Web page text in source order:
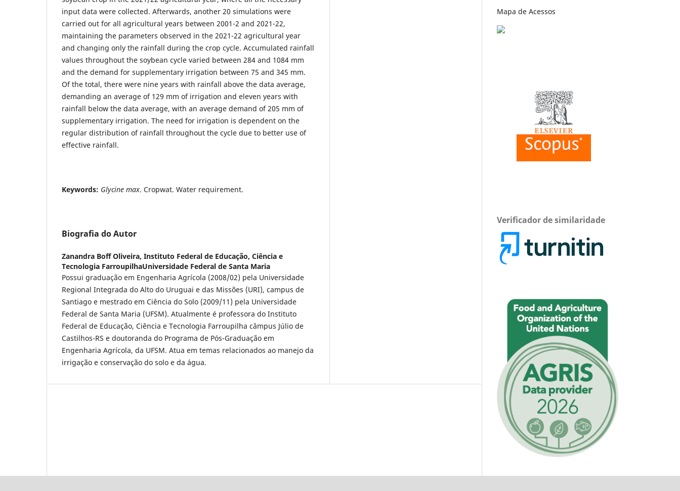
input data were collected. Afterwards, another 20 simulations were
carried out for all agricultural years between 2001-2 and 2021-22,
maintaining the parameters observed in the 2021-22 agricultural year
and changing only the rainfall during the crop cycle. Accumulated rainfall
values throughout the soybean cycle varied between 284 and 1084 mm
and the demand for supplementary irrigation between 75 and 345 mm.
Of the total, there were nine years with rainfall above the data average,
demanding an average of 129 mm of irrigation and eleven years with
rainfall below the data average, with an average demand of 205 mm of
supplementary irrigation. The need for irrigation is dependent on the
regular distribution of rainfall throughout the cycle due to better use of
effective rainfall.
Keywords: Glycine max. Cropwat. Water requirement.
Biografia do Autor
Zanandra Boff Oliveira, Instituto Federal de Educação, Ciência e
Tecnologia FarroupilhaUniversidade Federal de Santa Maria
Possui graduação em Engenharia Agrícola (2008/02) pela Universidade
Regional Integrada do Alto do Uruguai e das Missões (URI), campus de
Santiago e mestrado em Ciência do Solo (2009/11) pela Universidade
Federal de Santa Maria (UFSM). Atualmente é professora do Instituto
Federal de Educação, Ciência e Tecnologia Farroupilha câmpus Júlio de
Castilhos-RS e doutoranda do Programa de Pós-Graduação em
Engenharia Agrícola, da UFSM. Atua em temas relacionados ao manejo da
irrigação e conservação do solo e da água.
Mapa de Acessos
Verificador de similaridade